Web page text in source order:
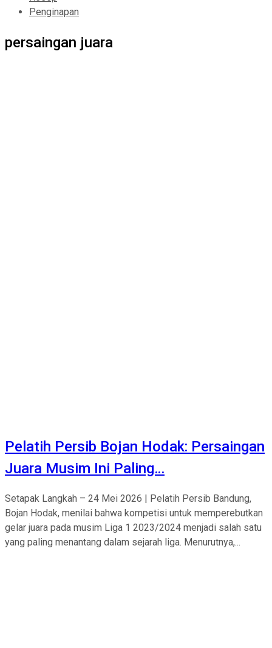
Penginapan
persaingan juara
Pelatih Persib Bojan Hodak: Persaingan
Juara Musim Ini Paling…
Setapak Langkah – 24 Mei 2026 | Pelatih Persib Bandung,
Bojan Hodak, menilai bahwa kompetisi untuk memperebutkan
gelar juara pada musim Liga 1 2023/2024 menjadi salah satu
yang paling menantang dalam sejarah liga. Menurutnya,...